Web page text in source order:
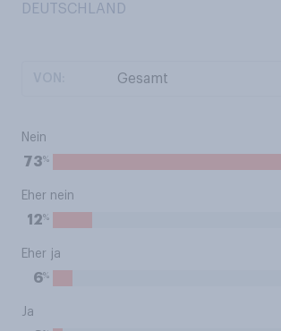
DEUTSCHLAND
Nein
73%
Eher nein
12%
Eher ja
6%
Ja